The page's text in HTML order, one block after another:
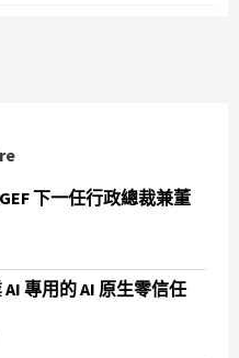
下一任行政總裁兼董
專用的 AI 原生零信任